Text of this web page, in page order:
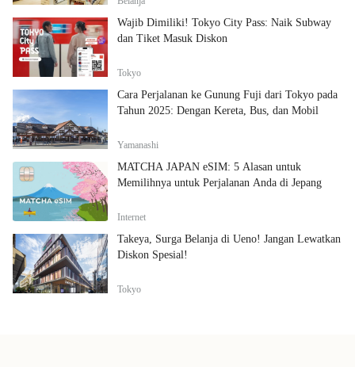
Wajib Dimiliki! Tokyo City Pass: Naik Subway
dan Tiket Masuk Diskon
Tokyo
Cara Perjalanan ke Gunung Fuji dari Tokyo pada
Tahun 2025: Dengan Kereta, Bus, dan Mobil
Yamanashi
MATCHA JAPAN eSIM: 5 Alasan untuk
Memilihnya untuk Perjalanan Anda di Jepang
Internet
Takeya, Surga Belanja di Ueno! Jangan Lewatkan
Diskon Spesial!
Tokyo